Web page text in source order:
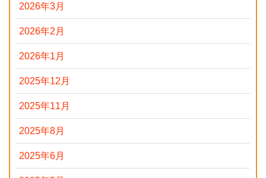
2026年3月
2026年2月
2026年1月
2025年12月
2025年11月
2025年8月
2025年6月